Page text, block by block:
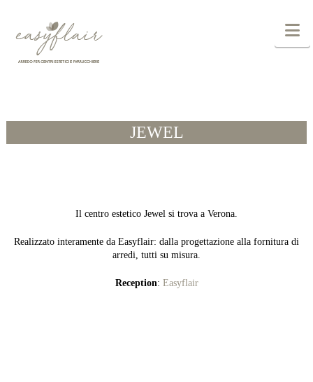
JEWEL
Il centro estetico Jewel si trova a Verona.
Realizzato interamente da Easyflair: dalla progettazione alla fornitura di
arredi, tutti su misura.
Reception: Easyflair